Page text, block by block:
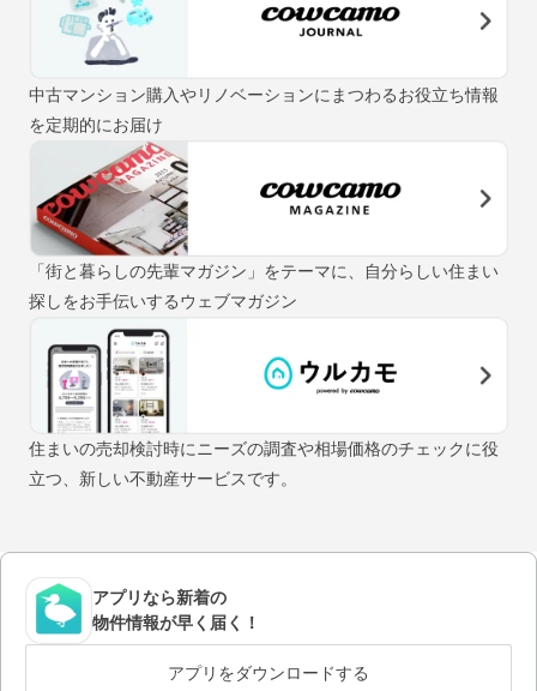
中古マンション購入やリノベーションにまつわるお役立ち情報
を定期的にお届け
「街と暮らしの先輩マガジン」をテーマに、自分らしい住まい
探しをお手伝いするウェブマガジン
住まいの売却検討時にニーズの調査や相場価格のチェックに役
立つ、新しい不動産サービスです。
アプリなら新着の
物件情報が早く届く！
アプリをダウンロードする